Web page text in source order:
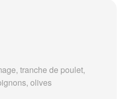
tranche de poulet,
olives